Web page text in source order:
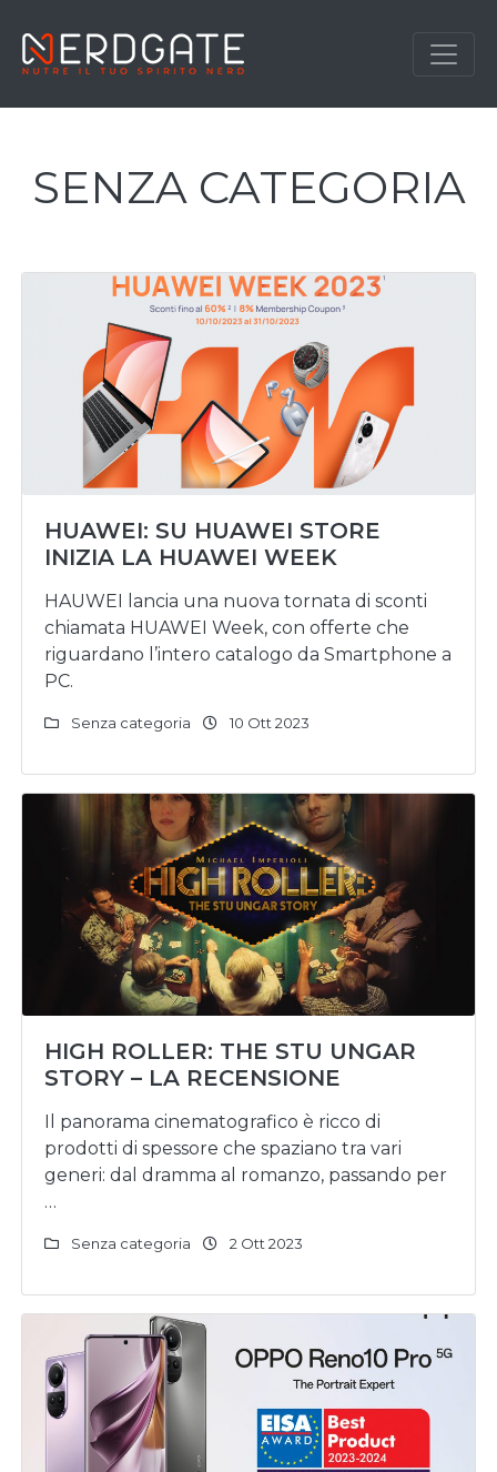
SENZA CATEGORIA
HUAWEI: SU HUAWEI STORE
INIZIA LA HUAWEI WEEK
HAUWEI lancia una nuova tornata di sconti
chiamata HUAWEI Week, con offerte che
riguardano l’intero catalogo da Smartphone a
PC.
Senza categoria 10 Ott 2023
HIGH ROLLER: THE STU UNGAR
STORY – LA RECENSIONE
Il panorama cinematografico è ricco di
prodotti di spessore che spaziano tra vari
generi: dal dramma al romanzo, passando per
…
Senza categoria 2 Ott 2023